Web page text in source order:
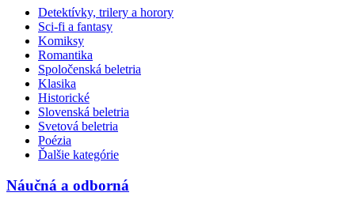
Detektívky, trilery a horory
Sci-fi a fantasy
Komiksy
Romantika
Spoločenská beletria
Klasika
Historické
Slovenská beletria
Svetová beletria
Poézia
Ďalšie kategórie
Náučná a odborná